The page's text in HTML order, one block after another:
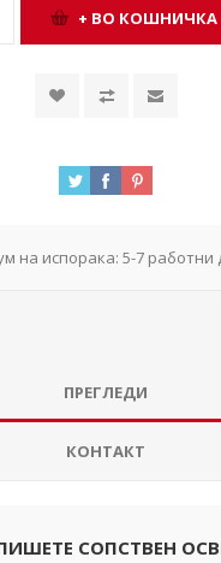
на испорака: 5-7 работни
ПРЕГЛЕДИ
КОНТАКТ
СОПСТВЕН